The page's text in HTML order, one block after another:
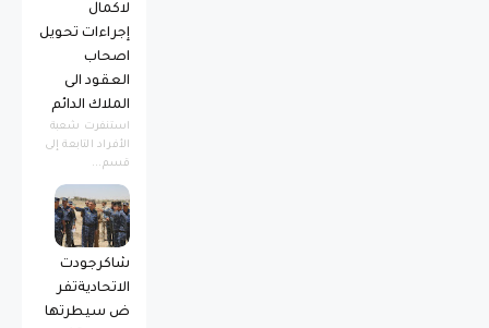
لاكمال
إجراءات تحويل
اصحاب
العقود الى
الملاك الدائم
استنفرت شعبة
الأفراد التابعة إلى
قسم...
شاكرجودت
الاتحاديةتفر
ض سيطرتها